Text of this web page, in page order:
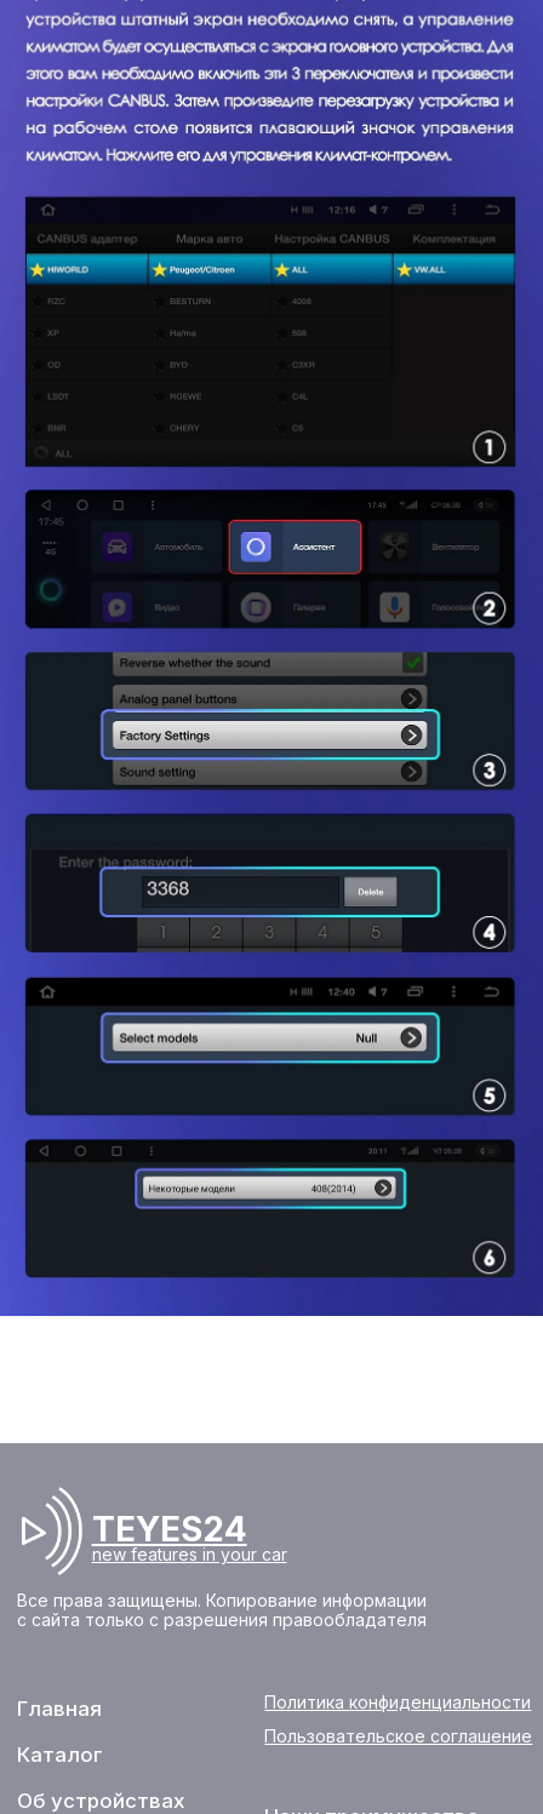
Политика конфиденциальности
Пользовательское соглашение
Все права защищены. Копирование информации
с сайта только с разрешения правообладателя
new features in your car
TEYES24
Контакты
Новости
Доставка
Оплата
yes24.ru
+7 (933) 323-94-45
Наши работы
Наши преимущества
О нас
Об устройствах
Главная